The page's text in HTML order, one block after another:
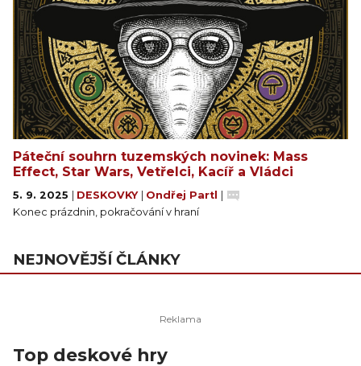
Páteční souhrn tuzemských novinek: Mass
Effect, Star Wars, Vetřelci, Kacíř a Vládci
5. 9. 2025 DESKOVKY Ondřej Partl
Konec prázdnin, pokračování v hraní
NEJNOVĚJŠÍ ČLÁNKY
Top deskové hry